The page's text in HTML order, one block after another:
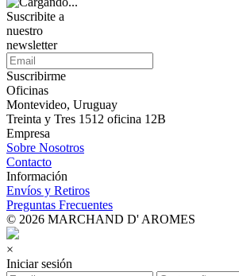
Suscribite a
nuestro
newsletter
Suscribirme
Oficinas
Montevideo, Uruguay
Treinta y Tres 1512 oficina 12B
Empresa
Sobre Nosotros
Contacto
Información
Envíos y Retiros
Preguntas Frecuentes
© 2026 MARCHAND D' AROMES
×
Iniciar sesión